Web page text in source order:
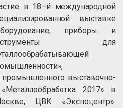
в 18–й международной
выставке
приборы и
для
выставочно-
2017» в
ЦВК «Экспоцентр».